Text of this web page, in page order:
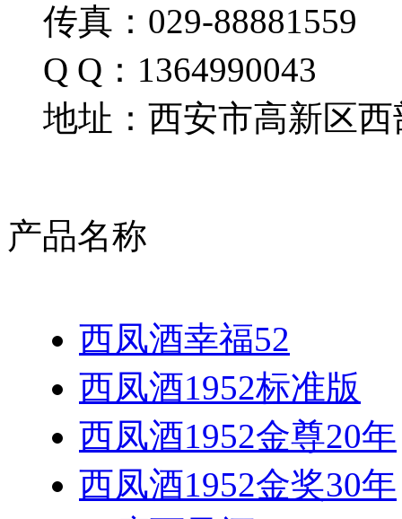
传真：029-88881559
Q Q：1364990043
地址：西安市高新区西
产品名称
西凤酒幸福52
西凤酒1952标准版
西凤酒1952金尊20年
西凤酒1952金奖30年